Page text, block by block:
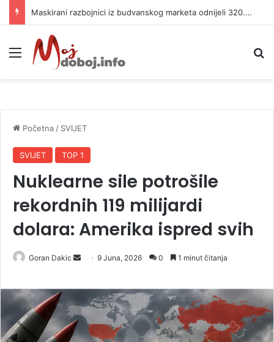
Maskirani razbojnici iz budvanskog marketa odnijeli 320.000 evra
Meni
Početna / SVIJET
SVIJET TOP 1
Nuklearne sile potrošile
rekordnih 119 milijardi
dolara: Amerika ispred svih
Goran Dakic
n
a
9 Juna, 2026 0 1 minut čitanja